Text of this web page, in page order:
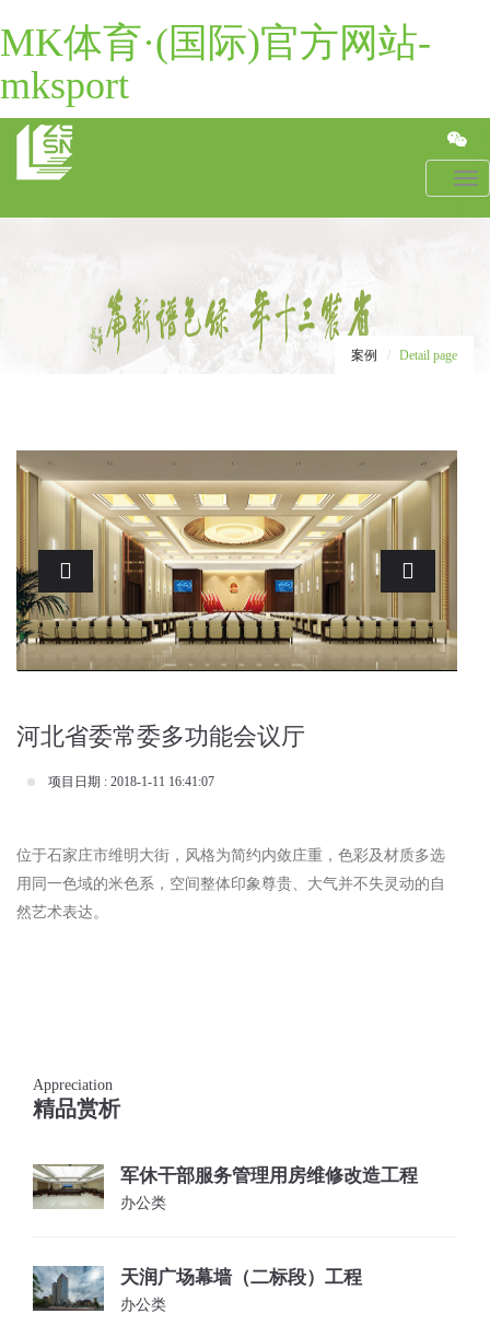
MK体育·(国际)官方网站-
mksport
案例 Detail page
Previous Next
河北省委常委多功能会议厅
项目日期 : 2018-1-11 16:41:07
位于石家庄市维明大街，风格为简约内敛庄重，色彩及材质多选
用同一色域的米色系，空间整体印象尊贵、大气并不失灵动的自
然艺术表达。
Appreciation
精品赏析
军休干部服务管理用房维修改造工程
办公类
天润广场幕墙（二标段）工程
办公类